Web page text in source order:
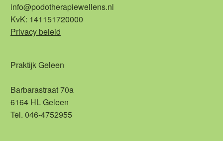
info@podotherapiewellens.nl
KvK: 141151720000
Privacy beleid
Praktijk Geleen
Barbarastraat 70a
6164 HL Geleen
Tel. 046-4752955